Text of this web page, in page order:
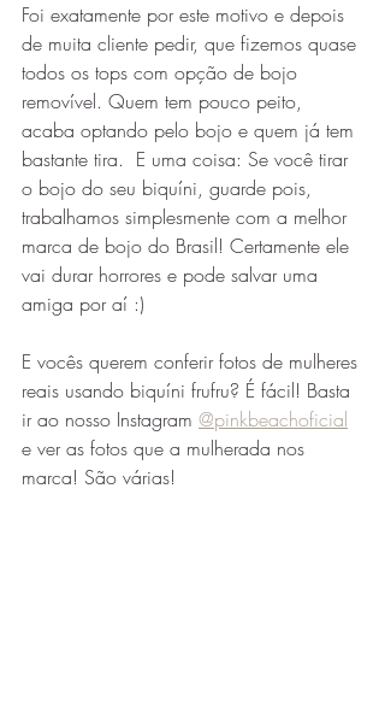
Foi exatamente por este motivo e depois
de muita cliente pedir, que fizemos quase
todos os tops com opção de bojo
removível. Quem tem pouco peito,
acaba optando pelo bojo e quem já tem
bastante tira.  E uma coisa: Se você tirar
o bojo do seu biquíni, guarde pois,
trabalhamos simplesmente com a melhor
marca de bojo do Brasil! Certamente ele
vai durar horrores e pode salvar uma
amiga por aí :)
E vocês querem conferir fotos de mulheres
reais usando biquíni frufru? É fácil! Basta
ir ao nosso Instagram @pinkbeachoficial
e ver as fotos que a mulherada nos
marca! São várias!